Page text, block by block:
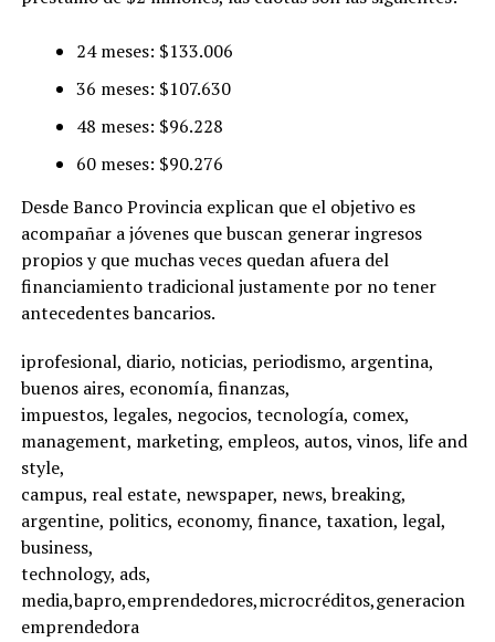
24 meses: $133.006
36 meses: $107.630
48 meses: $96.228
60 meses: $90.276
Desde Banco Provincia explican que el objetivo es
acompañar a jóvenes que buscan generar ingresos
propios y que muchas veces quedan afuera del
financiamiento tradicional justamente por no tener
antecedentes bancarios.
iprofesional, diario, noticias, periodismo, argentina,
buenos aires, economía, finanzas,
impuestos, legales, negocios, tecnología, comex,
management, marketing, empleos, autos, vinos, life and
style,
campus, real estate, newspaper, news, breaking,
argentine, politics, economy, finance, taxation, legal,
business,
technology, ads,
media,bapro,emprendedores,microcréditos,generacion
emprendedora